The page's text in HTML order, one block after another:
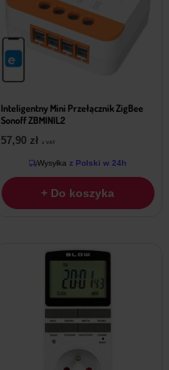
Inteligentny Mini Przełącznik ZigBee
Sonoff ZBMINIL2
57,90 zł z VAT
Wysyłka z Polski w 24h
+ Do koszyka